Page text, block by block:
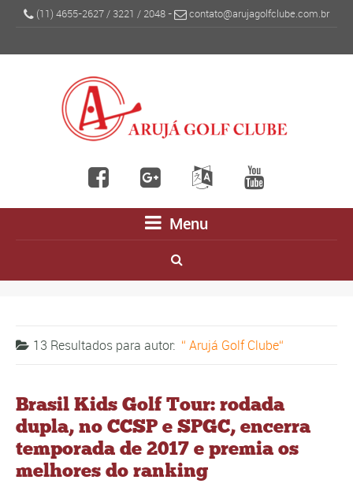
(11) 4655-2627/ 3221 / 2048- contato@arujagolfclube.com.br
Menu
13 Resultados para autor: Arujá Golf Clube
Brasil Kids Golf Tour: rodada
dupla, no CCSP e SPGC, encerra
temporada de 2017 e premia os
melhores do ranking